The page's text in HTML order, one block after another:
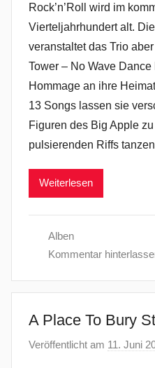
Rock’n’Roll wird im
Vierteljahrhundert alt.
veranstaltet das Trio
Tower – No Wave Dance
Hommage an ihre
13 Songs lassen sie
Figuren des Big Apple
pulsierenden Riffs
Weiterlesen
Alben
Kommentar
A Place To Bury
Veröffentlicht am 11. Juni